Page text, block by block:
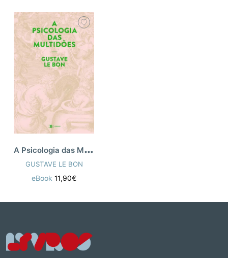
A
Psicologia das Multidões
GUSTAVE LE BON
eBook 11,90€